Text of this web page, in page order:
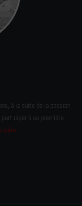
à la suite de la passion
participer à sa première
suite